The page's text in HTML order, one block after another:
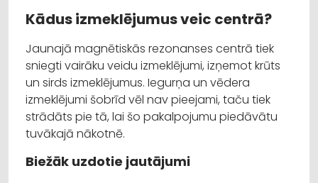
Kādus izmeklējumus veic centrā?
Jaunajā magnētiskās rezonanses centrā tiek
sniegti vairāku veidu izmeklējumi, izņemot krūts
un sirds izmeklējumus. Iegurņa un vēdera
izmeklējumi šobrīd vēl nav pieejami, taču tiek
strādāts pie tā, lai šo pakalpojumu piedāvātu
tuvākajā nākotnē.
Biežāk uzdotie jautājumi